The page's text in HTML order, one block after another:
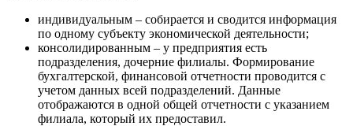
индивидуальным – собирается и сводится информация
по одному субъекту экономической деятельности;
консолидированным – у предприятия есть
подразделения, дочерние филиалы. Формирование
бухгалтерской, финансовой отчетности проводится с
учетом данных всей подразделений. Данные
отображаются в одной общей отчетности с указанием
филиала, который их предоставил.